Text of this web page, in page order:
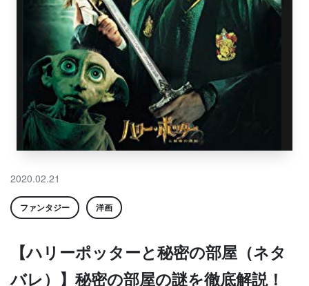
2020.02.21
ファンタジー 洋画
【ハリーポッターと秘密の部屋（ネタ
バレ）】秘密の部屋の謎を徹底解説！